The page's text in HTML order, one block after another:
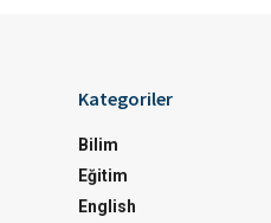
Kategoriler
Bilim
Eğitim
English